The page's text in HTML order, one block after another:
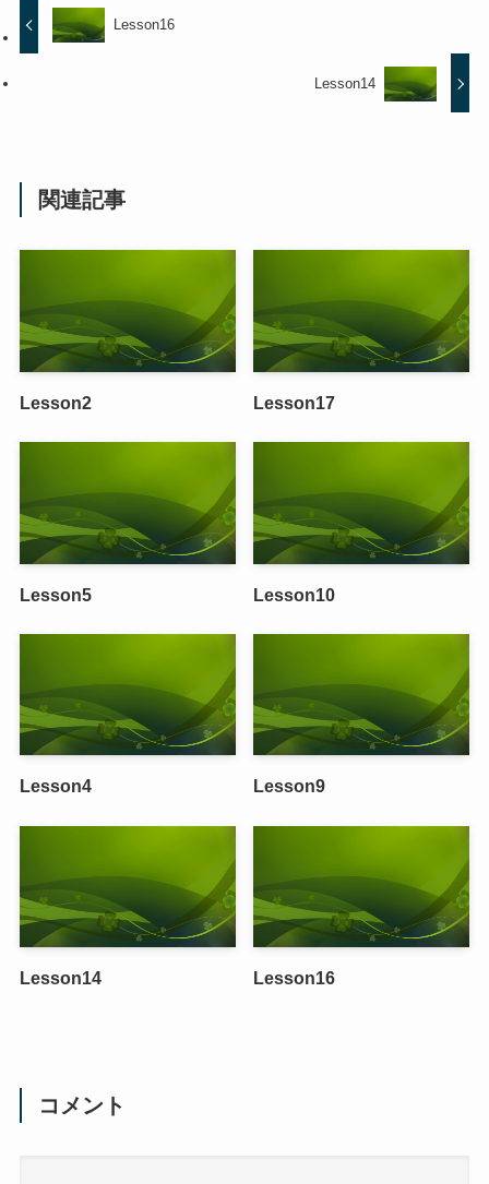
Lesson16
Lesson14
関連記事
Lesson2 Lesson17
Lesson5 Lesson10
Lesson4 Lesson9
Lesson14 Lesson16
コメント